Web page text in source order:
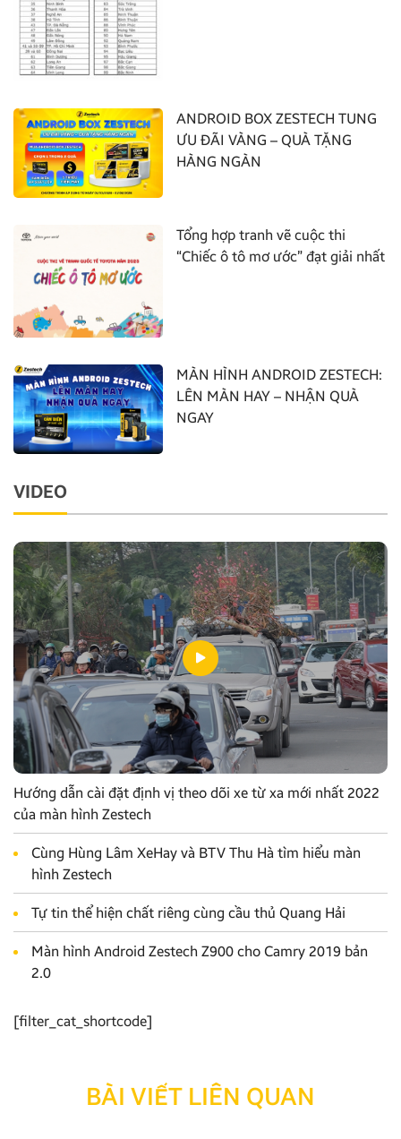
ANDROID BOX ZESTECH TUNG
ƯU ĐÃI VÀNG – QUÀ TẶNG
HÀNG NGÀN
Tổng hợp tranh vẽ cuộc thi
“Chiếc ô tô mơ ước” đạt giải nhất
MÀN HÌNH ANDROID ZESTECH:
LÊN MÀN HAY – NHẬN QUÀ
NGAY
VIDEO
Hướng dẫn cài đặt định vị theo dõi xe từ xa mới nhất 2022
của màn hình Zestech
Cùng Hùng Lâm XeHay và BTV Thu Hà tìm hiểu màn
hình Zestech
Tự tin thể hiện chất riêng cùng cầu thủ Quang Hải
Màn hình Android Zestech Z900 cho Camry 2019 bản
2.0
[filter_cat_shortcode]
BÀI VIẾT LIÊN QUAN